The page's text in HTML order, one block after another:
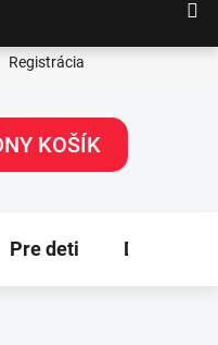
Registrácia
KOŠÍK
Pre deti Dekorácie